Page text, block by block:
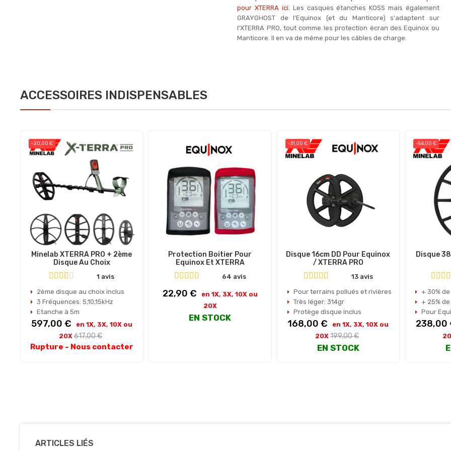
pour XTERRA ici. Les casques étanches KOSS mais également
GRAYGHOST de l'Equinox (et du Manticore) s'adaptent sur
l'XTERRA PRO, tout comme les protection écran des Equinox ou
Manticore. Il en va de même pour les câbles de charge.
ACCESSOIRES INDISPENSABLES
-20,00 €
Minelab XTERRA PRO + 2ème
Disque Au Choix
1 avis
2ème disque au choix inclus
3 Fréquences: 5,10,15kHz
Etanche à 5m
Prix
597,00 €
en 1X, 3X, 10X ou
20X Prix
habituel
617,00 €
Rupture - Nous contacter
Protection Boitier Pour
Equinox Et XTERRA
64 avis
Prix
22,90 €
en 1X, 3X, 10X ou
20X
EN STOCK
-31,00 €
Disque 16cm DD Pour Equinox
/ XTERRA PRO
13 avis
Pour terrains pollués et rivières
Très léger: 314gr
Protège disque inclus
Prix
168,00 €
en 1X, 3X, 10X ou
20X Prix
habituel
199,00 €
EN STOCK
-54,00 €
Disque
+ 30%
+ 25%
Pour
Prix
238,00
ARTICLES LIÉS